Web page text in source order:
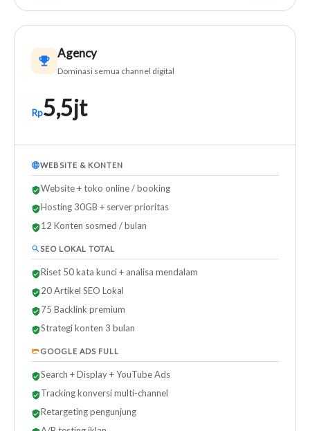
Agency
Dominasi semua channel digital
Rp5,5jt
WEBSITE & KONTEN
Website + toko online / booking
Hosting 30GB + server prioritas
12 Konten sosmed / bulan
SEO LOKAL TOTAL
Riset 50 kata kunci + analisa mendalam
20 Artikel SEO Lokal
75 Backlink premium
Strategi konten 3 bulan
GOOGLE ADS FULL
Search + Display + YouTube Ads
Tracking konversi multi-channel
Retargeting pengunjung